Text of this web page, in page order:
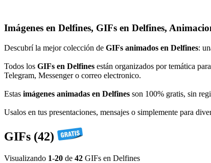
Imágenes en Delfines, GIFs en Delfines,
Descubrí la mejor colección de GIFs animados en Delfines:
Todos los GIFs en Delfines están organizados por temática
Telegram, Messenger o correo electronico.
Estas imágenes animadas en Delfines son 100% gratis, sin
Usalos en tus presentaciones, mensajes o simplemente para
GIFs (42)
Visualizando 1-20 de 42 GIFs en Delfines